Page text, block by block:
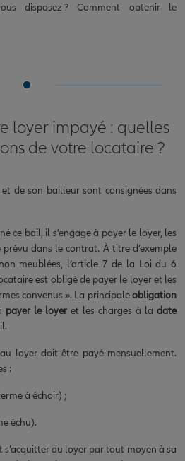
disposez ? Comment obtenir le
loyer impayé : quelles
de votre locataire ?
de son bailleur sont consignées dans
ce bail, il s’engage à payer le loyer, les
dans le contrat. À titre d’exemple
meublées, l’article 7 de la Loi du 6
est obligé de payer le loyer et les
convenus ». La principaleobligation
payer le loyer et les charges à la date
loyer doit être payé mensuellement.
:
à échoir) ;
échu).
s’acquitter du loyer par tout moyen à sa